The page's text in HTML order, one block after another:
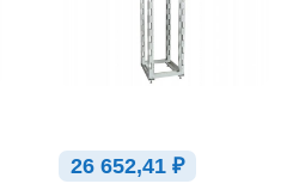
26 652,41 ₽